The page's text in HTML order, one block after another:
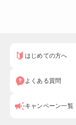
はじめての方へ
よくある質問
キャンペーン一覧